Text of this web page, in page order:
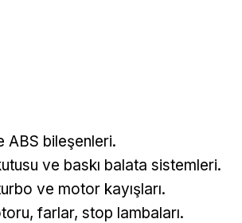
ABS bileşenleri.
ve baskı balata sistemleri.
ve motor kayışları.
farlar, stop lambaları.